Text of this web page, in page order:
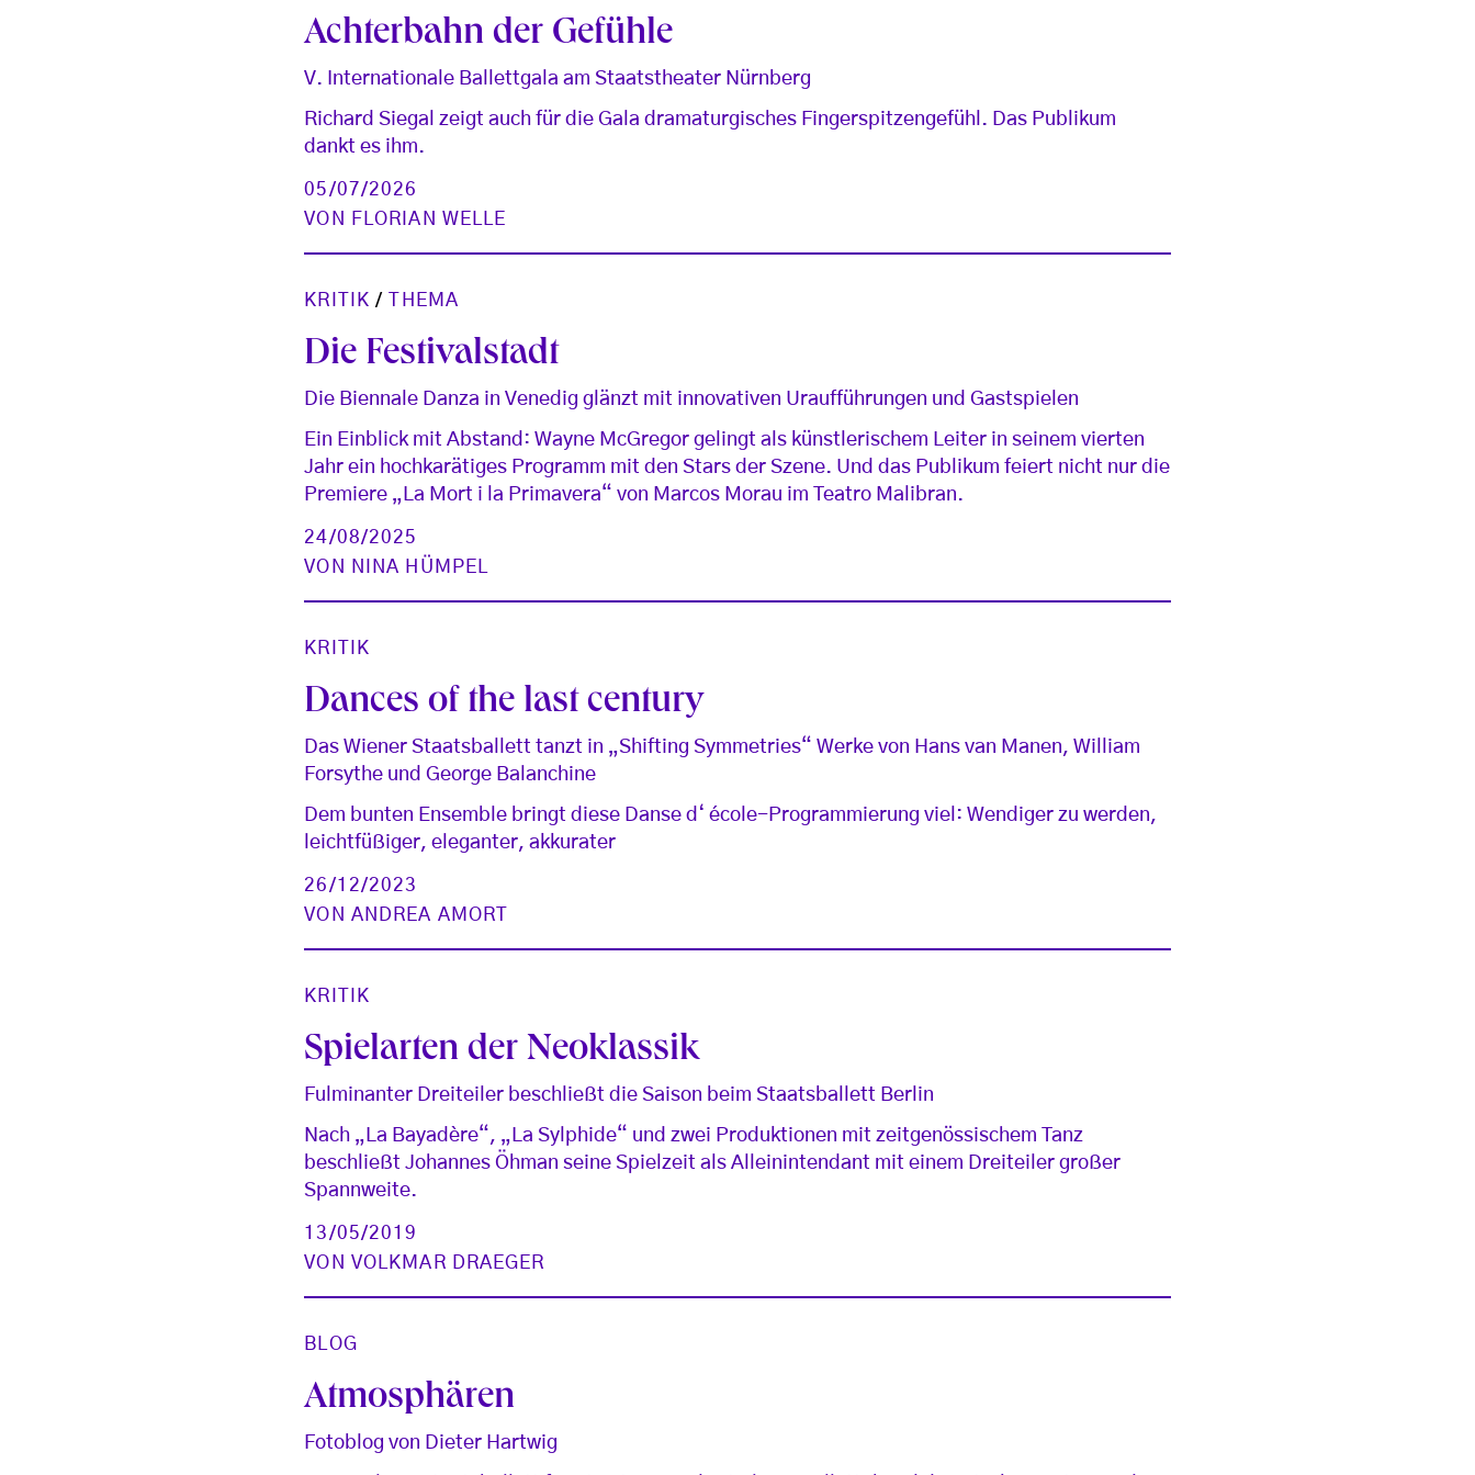
Achterbahn der Gefühle
V. Internationale Ballettgala am Staatstheater Nürnberg
Richard Siegal zeigt auch für die Gala dramaturgisches Fingerspitzengefühl. Das Publikum
dankt es ihm.
05/07/2026
VON
FLORIAN WELLE
KRITIK / THEMA
Die Festivalstadt
Die Biennale Danza in Venedig glänzt mit innovativen Uraufführungen und Gastspielen
Ein Einblick mit Abstand: Wayne McGregor gelingt als künstlerischem Leiter in seinem vierten
Jahr ein hochkarätiges Programm mit den Stars der Szene. Und das Publikum feiert nicht nur die
Premiere „La Mort i la Primavera“ von Marcos Morau im Teatro Malibran.
24/08/2025
VON
NINA HÜMPEL
KRITIK
Dances of the last century
Das Wiener Staatsballett tanzt in „Shifting Symmetries“ Werke von Hans van Manen, William
Forsythe und George Balanchine
Dem bunten Ensemble bringt diese Danse d‘ école-Programmierung viel: Wendiger zu werden,
leichtfüßiger, eleganter, akkurater
26/12/2023
VON ANDREA AMORT
KRITIK
Spielarten der Neoklassik
Fulminanter Dreiteiler beschließt die Saison beim Staatsballett Berlin
Nach „La Bayadère“, „La Sylphide“ und zwei Produktionen mit zeitgenössischem Tanz
beschließt Johannes Öhman seine Spielzeit als Alleinintendant mit einem Dreiteiler großer
Spannweite.
13/05/2019
VON VOLKMAR DRAEGER
BLOG
Atmosphären
Fotoblog von Dieter Hartwig